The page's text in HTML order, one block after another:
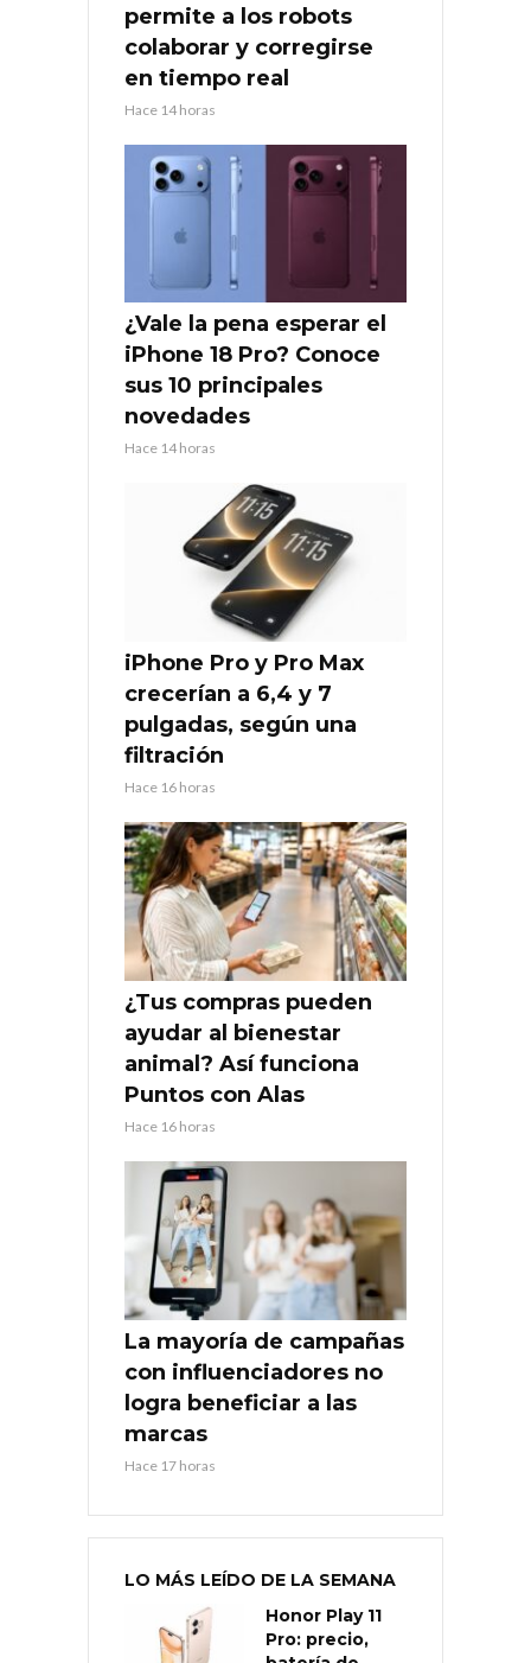
permite a los robots
colaborar y corregirse
en tiempo real
Hace 14 horas
¿Vale la pena esperar el
iPhone 18 Pro? Conoce
sus 10 principales
novedades
Hace 14 horas
iPhone Pro y Pro Max
crecerían a 6,4 y 7
pulgadas, según una
filtración
Hace 16 horas
¿Tus compras pueden
ayudar al bienestar
animal? Así funciona
Puntos con Alas
Hace 16 horas
La mayoría de campañas
con influenciadores no
logra beneficiar a las
marcas
Hace 17 horas
LO MÁS LEÍDO DE LA SEMANA
Honor Play 11
Pro: precio,